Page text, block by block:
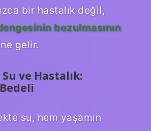
bir hastalık değil,
bozulmasının
gelir.
ve Hastalık:
su, hem yaşamın